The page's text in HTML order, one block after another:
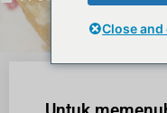
Close